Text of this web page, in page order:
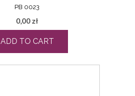
PB 0023
0,00 zł
ADD TO CART